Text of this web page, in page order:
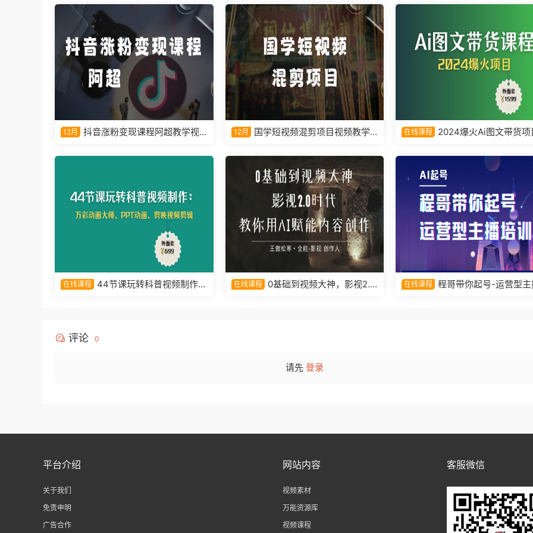
12月
抖音涨粉变现课程阿超教学视
12月
国学短视频混剪项目视频教学
在线课程
2024爆火Ai图文带货项
在线课程
44节课玩转科普视频制作：
在线课程
0基础到视频大神，影视2.0
在线课程
程哥带你起号-运营型
评论 0
请先 登录
平台介绍
关于我们
免责申明
广告合作
网站内容
视频素材
万能资源库
视频课程
客服微信